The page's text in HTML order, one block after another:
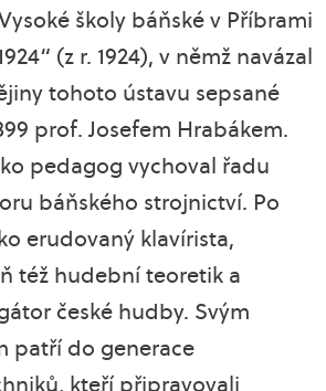
školy báňské v Příbrami
(z r. 1924), v němž navázal
tohoto ústavu sepsané
prof. Josefem Hrabákem.
pedagog vychoval řadu
báňského strojnictví. Po
erudovaný klavírista,
též hudební teoretik a
české hudby. Svým
patří do generace
kteří připravovali